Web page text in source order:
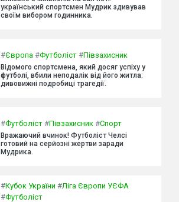
український спортсмен Мудрик здивував
своїм вибором годинника.
#Європа #Футболіст #Півзахисник
Відомого спортсмена, який досяг успіху у
футболі, вбили неподалік від його житла:
дивовижні подробиці трагедії.
#Футболіст #Півзахисник #Спорт
Вражаючий вчинок! Футболіст Челсі
готовий на серйозні жертви заради
Мудрика.
#Кубок України #Ліга Європи УЄФА
#Футболіст